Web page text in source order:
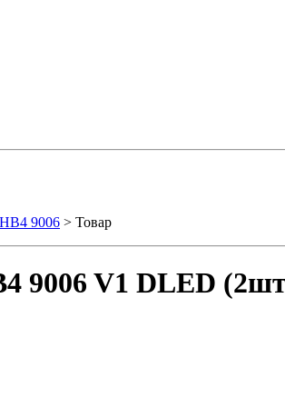
HB4 9006 > Товар
9006 V1 DLED